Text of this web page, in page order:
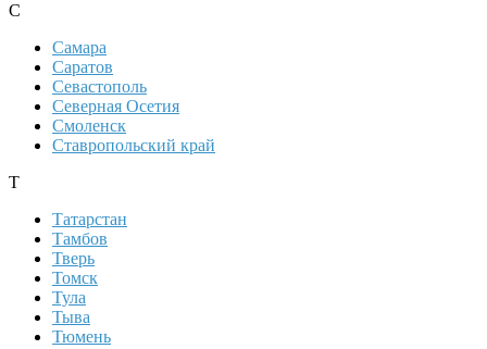
С
Самара
Саратов
Севастополь
Северная Осетия
Смоленск
Ставропольский край
Т
Татарстан
Тамбов
Тверь
Томск
Тула
Тыва
Тюмень